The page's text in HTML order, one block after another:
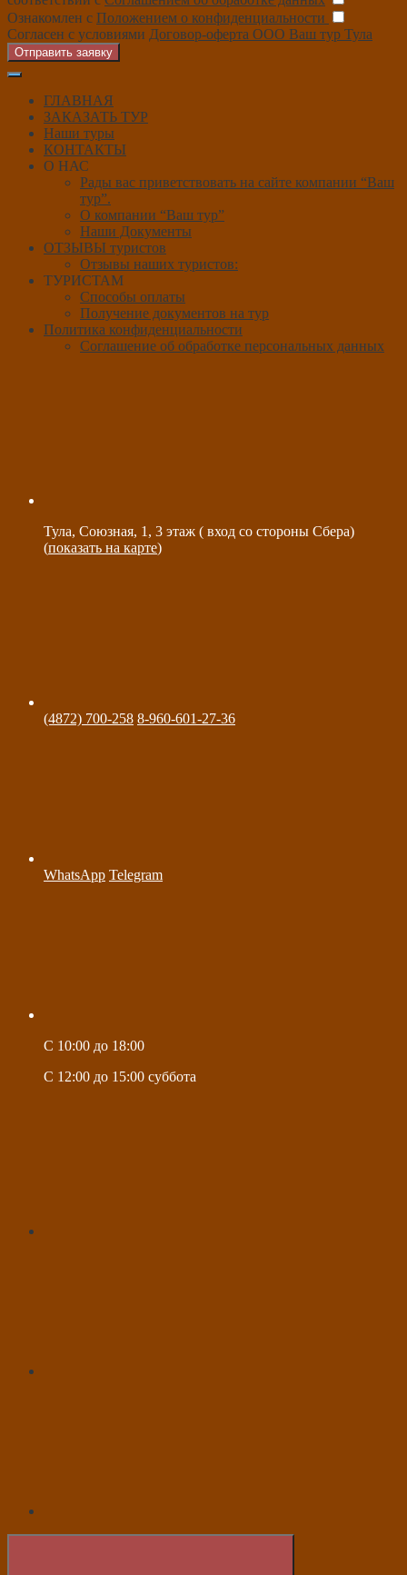
Ознакомлен с Положением о конфиденциальности
Согласен с условиями Договор-оферта ООО Ваш тур Тула
Отправить заявку
ГЛАВНАЯ
ЗАКАЗАТЬ ТУР
Наши туры
КОНТАКТЫ
О НАС
Рады вас приветствовать на сайте компании “Ваш
тур”.
О компании “Ваш тур”
Наши Документы
ОТЗЫВЫ туристов
Отзывы наших туристов:
ТУРИСТАМ
Способы оплаты
Получение документов на тур
Политика конфиденциальности
Соглашение об обработке персональных данных
Тула, Союзная, 1, 3 этаж ( вход со стороны Сбера)
(показать на карте)
(4872) 700-258 8-960-601-27-36
WhatsApp Telegram
C 10:00 до 18:00
C 12:00 до 15:00 суббота